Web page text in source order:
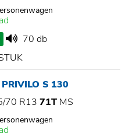
70 db
S 130
70 R13 71T MS